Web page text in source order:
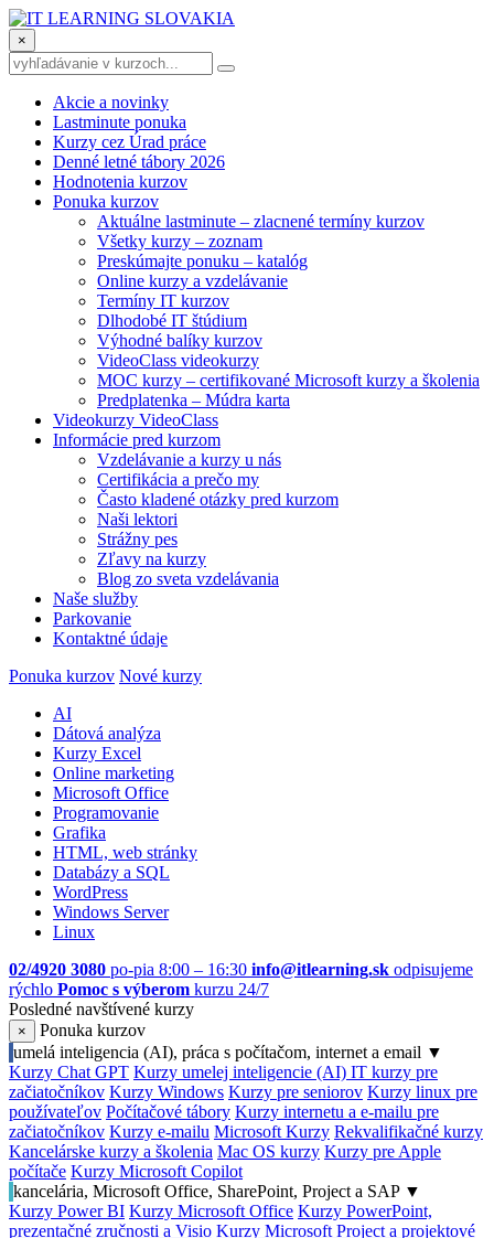
×
Akcie a novinky
Lastminute ponuka
Kurzy cez Úrad práce
Denné letné tábory 2026
Hodnotenia kurzov
Ponuka kurzov
Aktuálne lastminute – zlacnené termíny kurzov
Všetky kurzy – zoznam
Preskúmajte ponuku – katalóg
Online kurzy a vzdelávanie
Termíny IT kurzov
Dlhodobé IT štúdium
Výhodné balíky kurzov
VideoClass videokurzy
MOC kurzy – certifikované Microsoft kurzy a školenia
Predplatenka – Múdra karta
Videokurzy VideoClass
Informácie pred kurzom
Vzdelávanie a kurzy u nás
Certifikácia a prečo my
Často kladené otázky pred kurzom
Naši lektori
Strážny pes
Zľavy na kurzy
Blog zo sveta vzdelávania
Naše služby
Parkovanie
Kontaktné údaje
Ponuka kurzov Nové kurzy
AI
Dátová analýza
Kurzy Excel
Online marketing
Microsoft Office
Programovanie
Grafika
HTML, web stránky
Databázy a SQL
WordPress
Windows Server
Linux
02/4920 3080 po-pia 8:00 – 16:30 info@itlearning.sk odpisujeme
rýchlo Pomoc s výberom kurzu 24/7
Posledné navštívené kurzy
×
Ponuka kurzov
umelá inteligencia (AI), práca s počítačom, internet a email ▼
Kurzy Chat GPT Kurzy umelej inteligencie (AI) IT kurzy pre
začiatočníkov Kurzy Windows Kurzy pre seniorov Kurzy linux pre
používateľov Počítačové tábory Kurzy internetu a e-mailu pre
začiatočníkov Kurzy e-mailu Microsoft Kurzy Rekvalifikačné kurzy
Kancelárske kurzy a školenia Mac OS kurzy Kurzy pre Apple
počítače Kurzy Microsoft Copilot
kancelária, Microsoft Office, SharePoint, Project a SAP ▼
Kurzy Power BI Kurzy Microsoft Office Kurzy PowerPoint,
prezentačné zručnosti a Visio Kurzy Microsoft Project a projektové